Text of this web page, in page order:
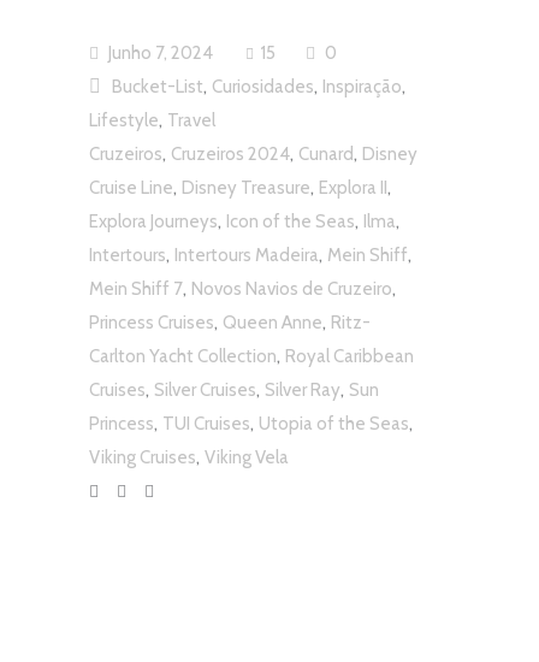
Junho 7, 2024 15
0
Bucket-List, Curiosidades, Inspiração,
Lifestyle, Travel
Cruzeiros, Cruzeiros 2024, Cunard, Disney
Cruise Line, Disney Treasure, Explora II,
Explora Journeys, Icon of the Seas, Ilma,
Intertours, Intertours Madeira, Mein Shiff,
Mein Shiff 7, Novos Navios de Cruzeiro,
Princess Cruises, Queen Anne, Ritz-
Carlton Yacht Collection, Royal Caribbean
Cruises, Silver Cruises, Silver Ray, Sun
Princess, TUI Cruises, Utopia of the Seas,
Viking Cruises, Viking Vela